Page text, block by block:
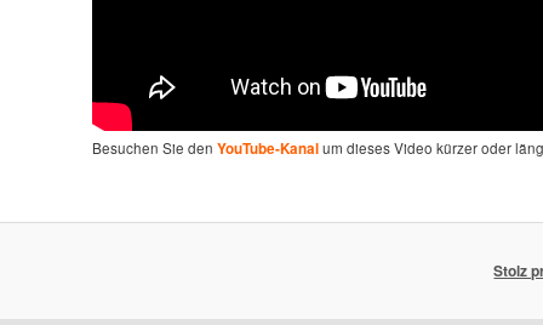
Besuchen Sie den YouTube-Kanalum dieses Video kürzer oder
Stolz